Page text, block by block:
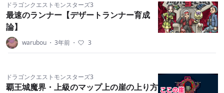
ドラゴンクエストモンスターズ3
最速のランナー【デザートランナー育成
論】
warubou ・ 3年前 ・ 3
ドラゴンクエストモンスターズ3
覇王城魔界・上級のマップ上の崖の上り方